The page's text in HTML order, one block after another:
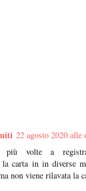
22 agosto 2020 alle
più volte a
la carta in in diverse
non viene rilavata la